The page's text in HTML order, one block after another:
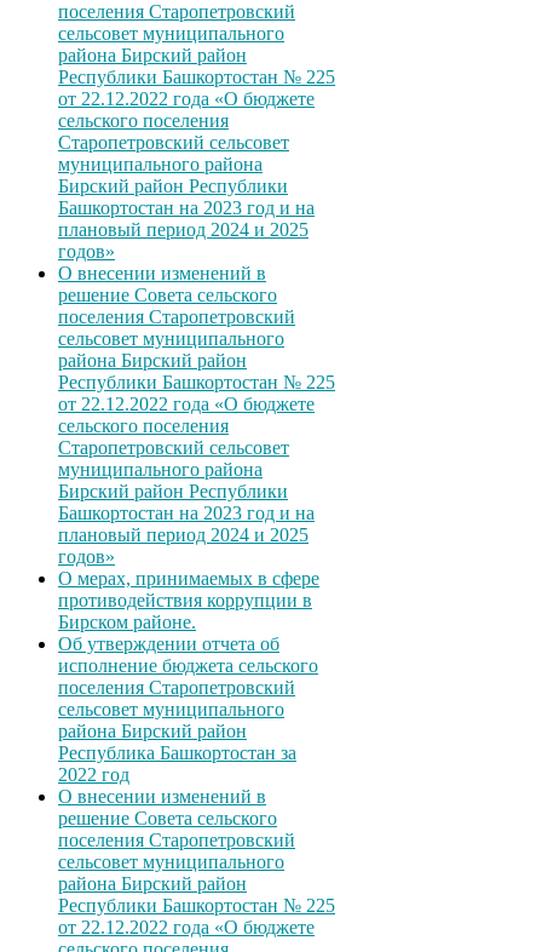
поселения Старопетровский
сельсовет муниципального
района Бирский район
Республики Башкортостан № 225
от 22.12.2022 года «О бюджете
сельского поселения
Старопетровский сельсовет
муниципального района
Бирский район Республики
Башкортостан на 2023 год и на
плановый период 2024 и 2025
годов»
О внесении изменений в
решение Совета сельского
поселения Старопетровский
сельсовет муниципального
района Бирский район
Республики Башкортостан № 225
от 22.12.2022 года «О бюджете
сельского поселения
Старопетровский сельсовет
муниципального района
Бирский район Республики
Башкортостан на 2023 год и на
плановый период 2024 и 2025
годов»
О мерах, принимаемых в сфере
противодействия коррупции в
Бирском районе.
Об утверждении отчета об
исполнение бюджета сельского
поселения Старопетровский
сельсовет муниципального
района Бирский район
Республика Башкортостан за
2022 год
О внесении изменений в
решение Совета сельского
поселения Старопетровский
сельсовет муниципального
района Бирский район
Республики Башкортостан № 225
от 22.12.2022 года «О бюджете